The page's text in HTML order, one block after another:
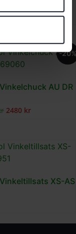
-
AU DR
2480 kr
XS-AS